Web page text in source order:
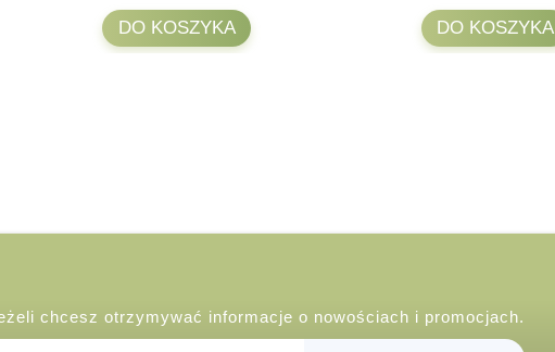
DO KOSZYKA DO KOSZYKA
chcesz otrzymywać informacje o nowościach i promocjach.